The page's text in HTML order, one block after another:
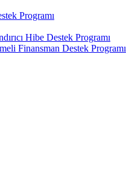
Programı
Hibe Destek Programı
Finansman Destek Programı